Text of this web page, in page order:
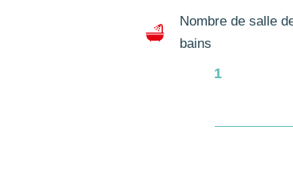
Nombre de salle
bains
1